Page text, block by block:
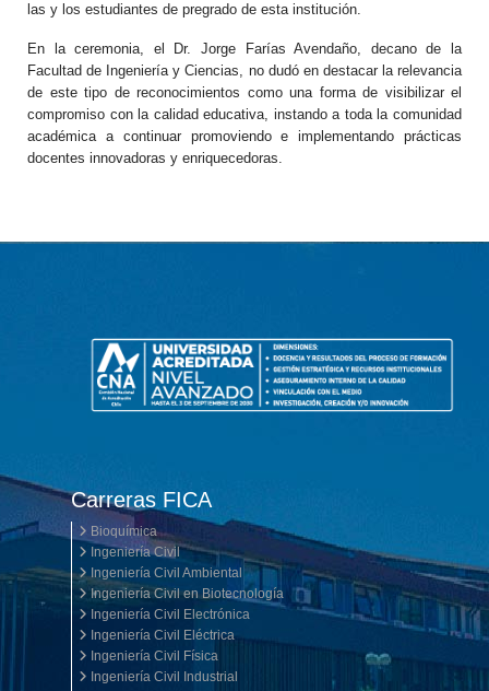
las y los estudiantes de pregrado de esta institución.
En la ceremonia, el Dr. Jorge Farías Avendaño, decano de la
Facultad de Ingeniería y Ciencias, no dudó en destacar la relevancia
de este tipo de reconocimientos como una forma de visibilizar el
compromiso con la calidad educativa, instando a toda la comunidad
académica a continuar promoviendo e implementando prácticas
docentes innovadoras y enriquecedoras.
Carreras FICA
Bioquímica
Ingeniería Civil
Ingeniería Civil Ambiental
Ingeniería Civil en Biotecnología
Ingeniería Civil Electrónica
Ingeniería Civil Eléctrica
Ingeniería Civil Física
Ingeniería Civil Industrial